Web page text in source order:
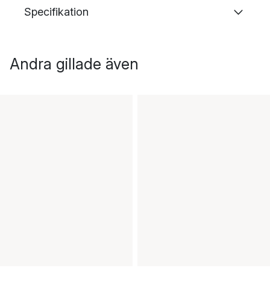
Specifikation
Andra gillade även